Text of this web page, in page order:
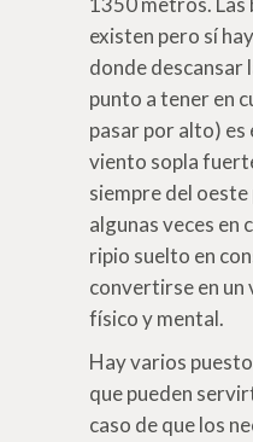
existen pero sí
donde descansar
punto a tener en
pasar por alto) es
viento sopla
siempre del
algunas veces en
ripio suelto en
convertirse en
físico y mental.
Hay varios
que pueden
caso de que los